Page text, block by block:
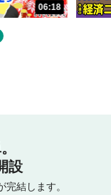
06:18
設
結します。